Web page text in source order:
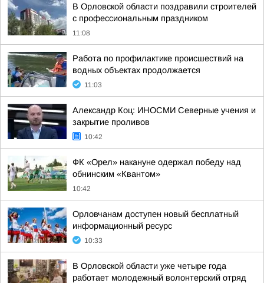
В Орловской области поздравили строителей
с профессиональным праздником
11:08
Работа по профилактике происшествий на
водных объектах продолжается
11:03
Александр Коц: ИНОСМИ Северные учения и
закрытие проливов
10:42
ФК «Орел» накануне одержал победу над
обнинским «Квантом»
10:42
Орловчанам доступен новый бесплатный
информационный ресурс
10:33
В Орловской области уже четыре года
работает молодежный волонтерский отряд